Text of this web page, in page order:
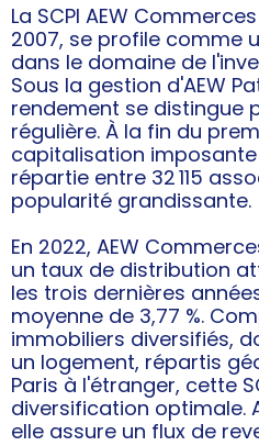
La SCPI AEW
2007, se profile comme
dans le domaine de
Sous la gestion d'AEW
rendement se distingue
régulière. À la fin du
capitalisation imposante
répartie entre 32 115
popularité grandissante.
En 2022, AEW
un taux de distribution
les trois dernières
moyenne de 3,77 %.
immobiliers diversifiés,
un logement, répartis
Paris à l'étranger, cette
diversification optimale.
elle assure un flux de